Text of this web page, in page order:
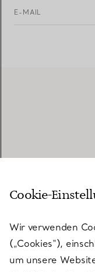
E-MAIL
KUNDENSERVICE
SERVICES
Cookie-
Wir verwenden
(„Cookies“),
um unsere